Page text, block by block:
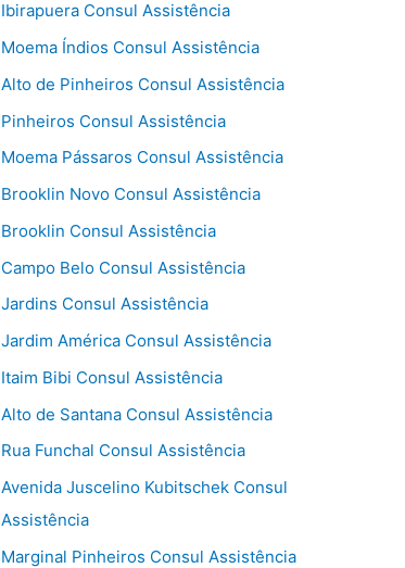
Ibirapuera Consul Assistência
Moema Índios Consul Assistência
Alto de Pinheiros Consul Assistência
Pinheiros Consul Assistência
Moema Pássaros Consul Assistência
Brooklin Novo Consul Assistência
Brooklin Consul Assistência
Campo Belo Consul Assistência
Jardins Consul Assistência
Jardim América Consul Assistência
Itaim Bibi Consul Assistência
Alto de Santana Consul Assistência
Rua Funchal Consul Assistência
Avenida Juscelino Kubitschek Consul
Assistência
Marginal Pinheiros Consul Assistência